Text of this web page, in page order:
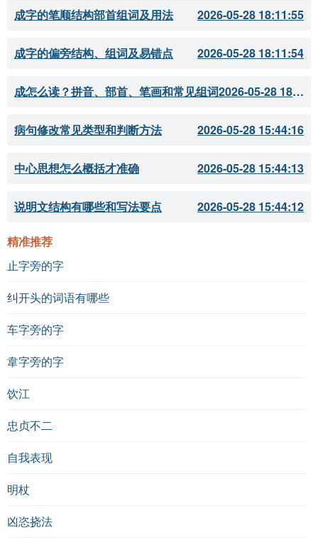
成字的笔顺结构部首组词及用法
2026-05-28 18:11:55
成字的偏旁结构、组词及易错点 2026-05-28 18:11:54
成怎么读？拼音、部首、笔画和常见组词 2026-05-28 18:11:51
病句修改常见类型和判断方法 2026-05-28 15:44:16
中心思想怎么概括才准确 2026-05-28 15:44:13
说明文结构有哪些和写法要点 2026-05-28 15:44:12
精准推荐
止字旁的字
纠开头的词语有哪些
车字旁的字
韋字旁的字
饮江
忠贞不二
自我表现
明杖
凶恣挠法